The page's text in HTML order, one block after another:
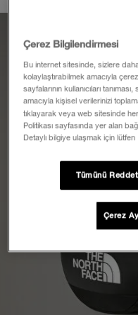
Çerez Bilgilendirmesi
Bu internet sitesinde, sizlere
kolaylaştırabilmek amacıyla
sayfalarının kullanıcıları
amacıyla kişisel verilerinizi
tıklayarak veya web sitesinde
Politikası sayfasında yer alan
Detaylı bilgiye ulaşmak için lütfen
Tümünü Reddet
Çerez